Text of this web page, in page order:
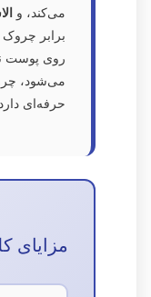
می‌کند، و
برابر چروک
روی پوست
می‌شود،
حرفه‌ای
مزایای